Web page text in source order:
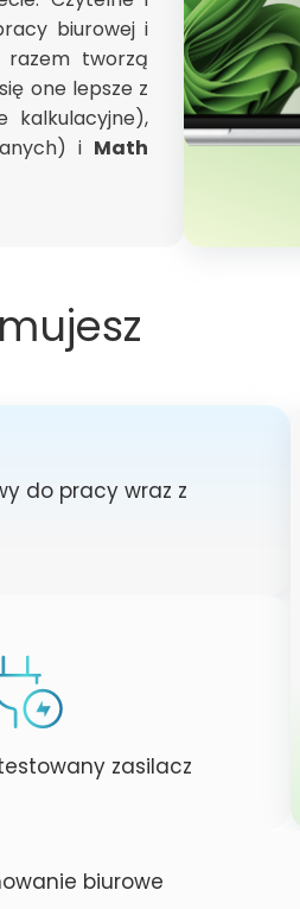
biurowej i
razem tworzą
one lepsze z
kalkulacyjne),
i Math
do pracy wraz z
zasilacz
biurowe